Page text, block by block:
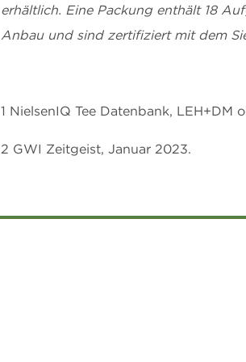
erhältlich. Eine Packung enthält 18
Anbau und sind zertifiziert mit dem
1 NielsenIQ Tee Datenbank, LEH+DM
2 GWI Zeitgeist, Januar 2023.